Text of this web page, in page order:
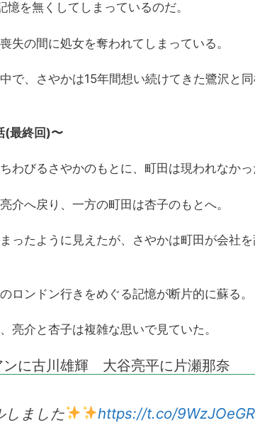
を無くしてしまっているのだ。
失の間に処女を奪われてしまっている。
で、さやかは15年間想い続けてきた鷺沢と
(最終回)〜
わびるさやかのもとに、町田は現われなかっ
介へ戻り、一方の町田は杏子のもとへ。
ったように見えたが、さやかは町田が会社
ロンドン行きをめぐる記憶が断片的に蘇る。
亮介と杏子は複雑な思いで見ていた。
ンに古川雄輝 大谷亮平に片瀬那奈
しました https://t.co/